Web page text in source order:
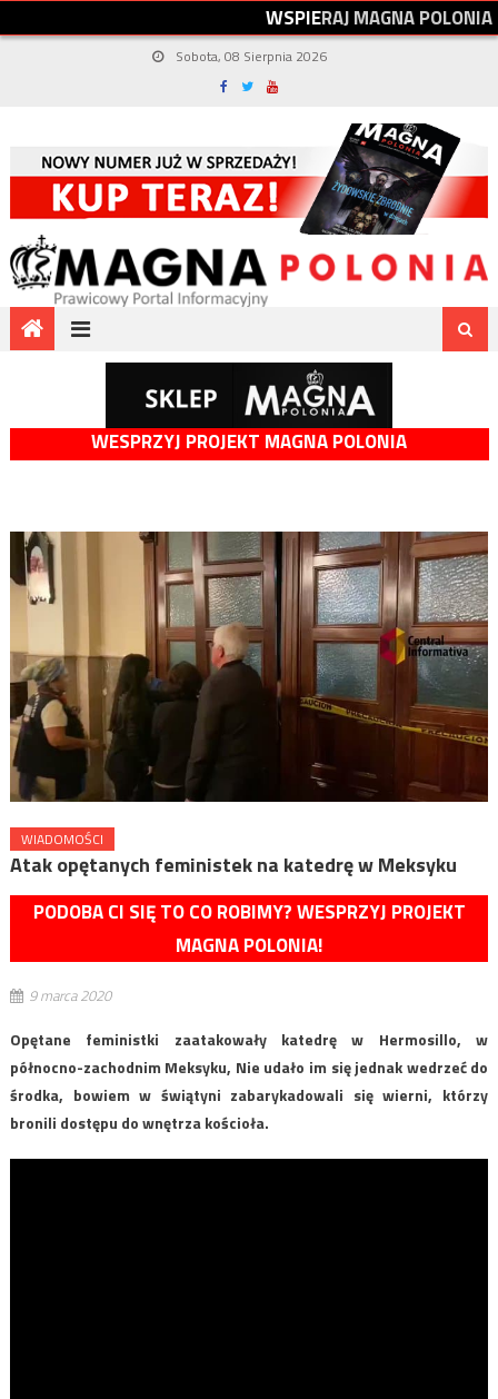
WSPIERAJMAGNAPOLONIA
Sobota, 08 Sierpnia 2026
WESPRZYJ PROJEKT MAGNA POLONIA
WIADOMOŚCI
Atak opętanych feministek na katedrę w Meksyku
PODOBA CI SIĘ TO CO ROBIMY? WESPRZYJ PROJEKT
MAGNA POLONIA!
9 marca 2020
Opętane feministki zaatakowały katedrę w Hermosillo, w
północno-zachodnim Meksyku, Nie udało im się jednak wedrzeć do
środka, bowiem w świątyni zabarykadowali się wierni, którzy
bronili dostępu do wnętrza kościoła.